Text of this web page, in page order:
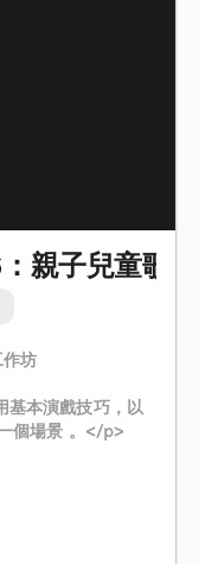
親子兒童歌
坊
基本演戲技巧，以
個場景 。</p>